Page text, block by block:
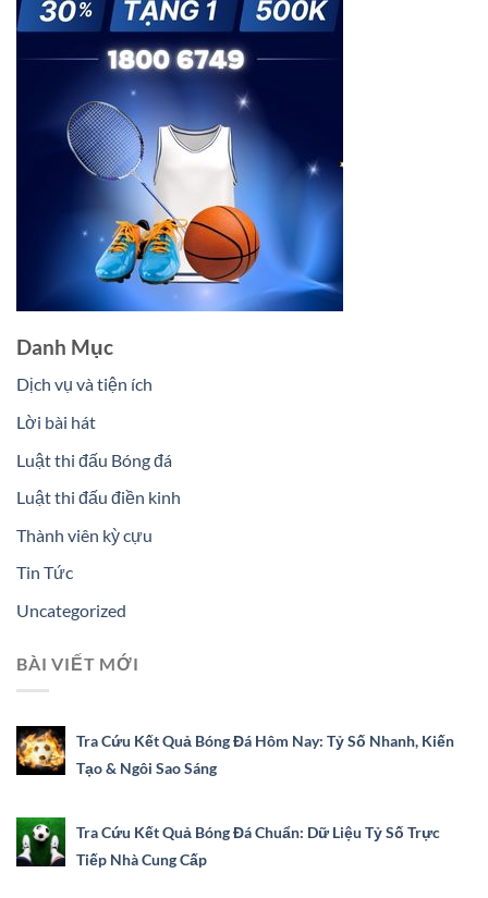
Danh Mục
Dịch vụ và tiện ích
Lời bài hát
Luật thi đấu Bóng đá
Luật thi đấu điền kinh
Thành viên kỳ cựu
Tin Tức
Uncategorized
BÀI VIẾT MỚI
Tra Cứu Kết Quả Bóng Đá Hôm Nay: Tỷ Số Nhanh, Kiến
Tạo & Ngôi Sao Sáng
Tra Cứu Kết Quả Bóng Đá Chuẩn: Dữ Liệu Tỷ Số Trực
Tiếp Nhà Cung Cấp